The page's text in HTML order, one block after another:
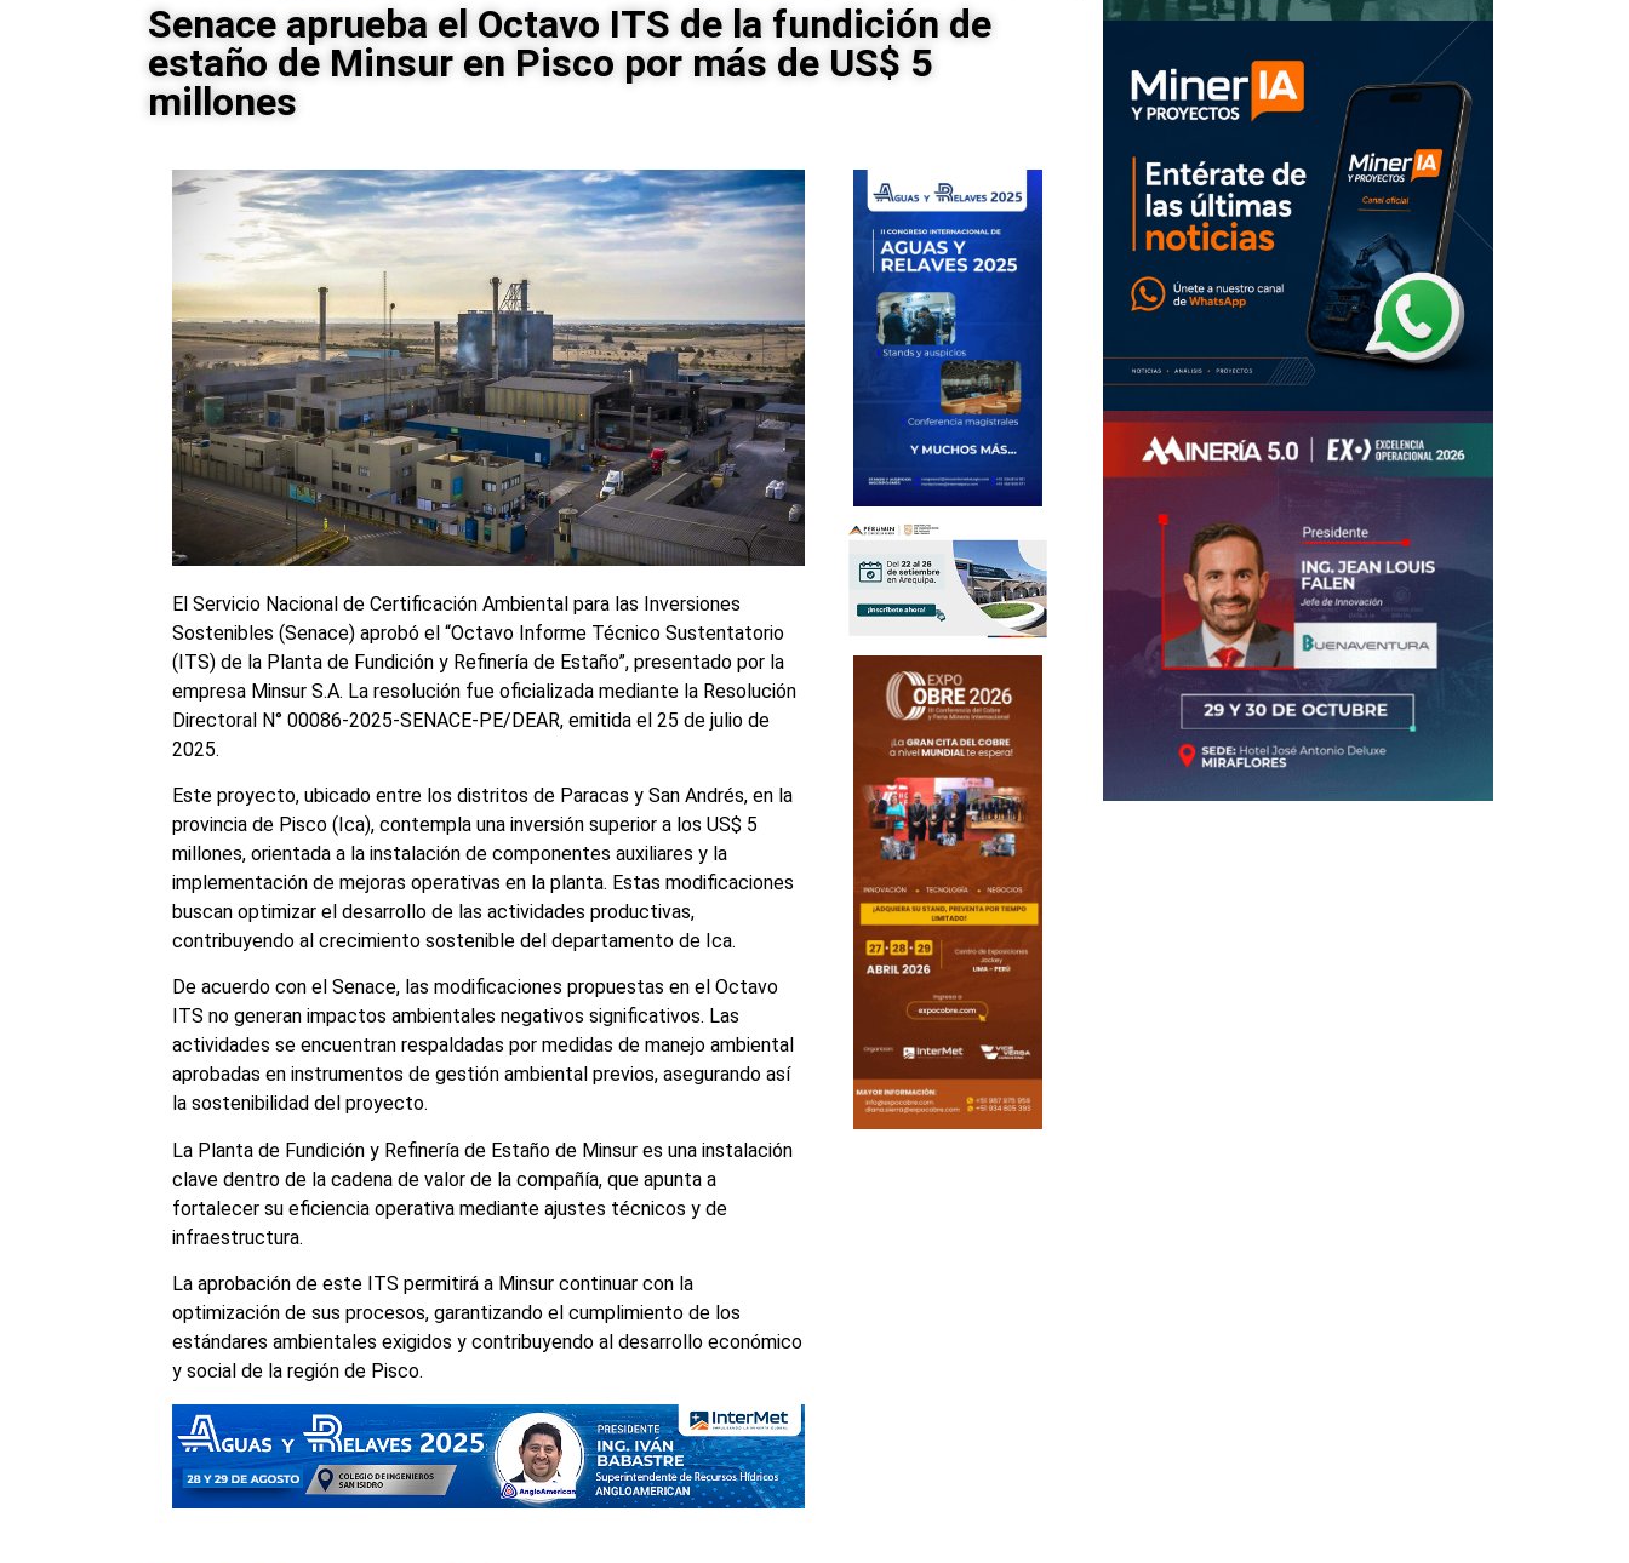
Senace aprueba el Octavo ITS de la fundición de
estaño de Minsur en Pisco por más de US$ 5
millones
El Servicio Nacional de Certificación Ambiental para las Inversiones
Sostenibles (Senace) aprobó el “Octavo Informe Técnico Sustentatorio
(ITS) de la Planta de Fundición y Refinería de Estaño”, presentado por la
empresa Minsur S.A. La resolución fue oficializada mediante la Resolución
Directoral N° 00086-2025-SENACE-PE/DEAR, emitida el 25 de julio de
2025.
Este proyecto, ubicado entre los distritos de Paracas y San Andrés, en la
provincia de Pisco (Ica), contempla una inversión superior a los US$ 5
millones, orientada a la instalación de componentes auxiliares y la
implementación de mejoras operativas en la planta. Estas modificaciones
buscan optimizar el desarrollo de las actividades productivas,
contribuyendo al crecimiento sostenible del departamento de Ica.
De acuerdo con el Senace, las modificaciones propuestas en el Octavo
ITS no generan impactos ambientales negativos significativos. Las
actividades se encuentran respaldadas por medidas de manejo ambiental
aprobadas en instrumentos de gestión ambiental previos, asegurando así
la sostenibilidad del proyecto.
La Planta de Fundición y Refinería de Estaño de Minsur es una instalación
clave dentro de la cadena de valor de la compañía, que apunta a
fortalecer su eficiencia operativa mediante ajustes técnicos y de
infraestructura.
La aprobación de este ITS permitirá a Minsur continuar con la
optimización de sus procesos, garantizando el cumplimiento de los
estándares ambientales exigidos y contribuyendo al desarrollo económico
y social de la región de Pisco.